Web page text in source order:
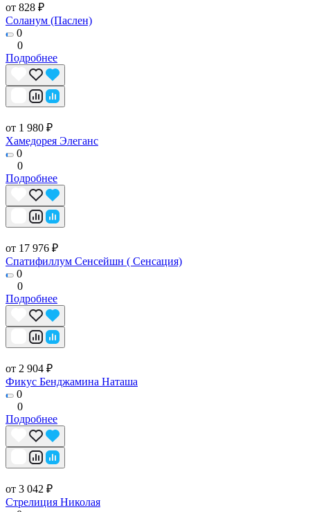
от 828 ₽
Соланум (Паслен)
0
0
Подробнее
от 1 980 ₽
Хамедорея Элеганс
0
0
Подробнее
от 17 976 ₽
Спатифиллум Сенсейшн ( Сенсация)
0
0
Подробнее
от 2 904 ₽
Фикус Бенджамина Наташа
0
0
Подробнее
от 3 042 ₽
Стрелиция Николая